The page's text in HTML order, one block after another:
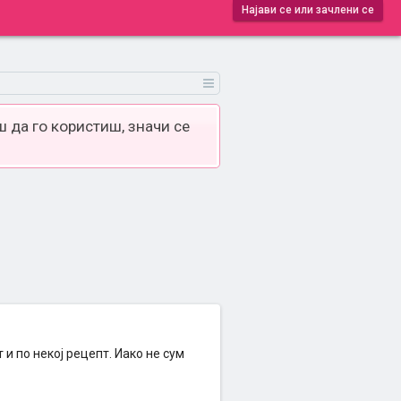
Најави се или зачлени се
го користиш, значи се
по некој рецепт. Иако не сум